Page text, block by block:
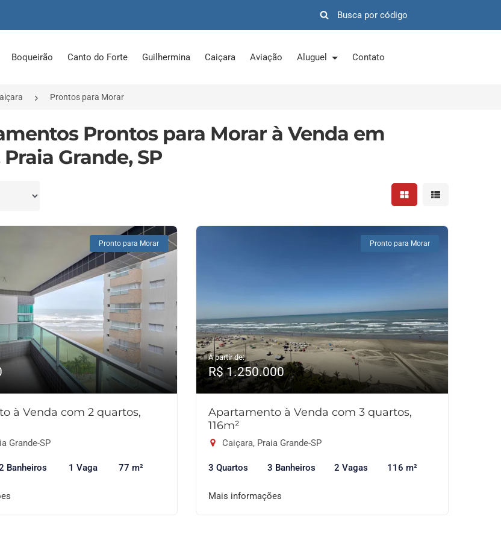
Boqueirão Canto do Forte Guilhermina Caiçara Aviação Aluguel Contato
Prontos para Morar
Prontos para Morar à Venda em
Grande, SP
Mostrar resultados em
Mostrar
Pronto para Morar
à Venda com 2 quartos,
Grande-SP
Banheiros 1 Vaga 77 m²
Pronto para Morar
A partir de:
R$ 1.250.000
Apartamento à Venda com 3 quartos,
116m²
Caiçara, Praia Grande-SP
3 Quartos 3 Banheiros 2 Vagas 116 m²
Mais informações